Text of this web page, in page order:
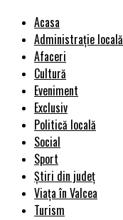
Acasa
Administrație locală
Afaceri
Cultură
Eveniment
Exclusiv
Politică locală
Social
Sport
Știri din județ
Viața în Valcea
Turism